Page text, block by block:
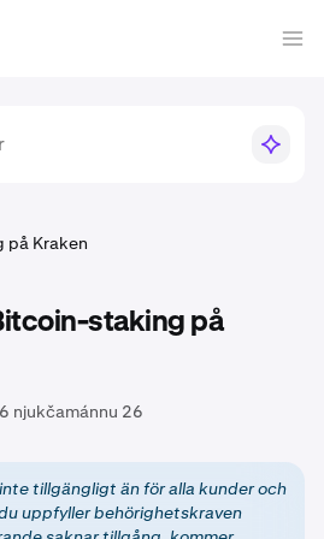
på Kraken
staking på
njukčamánnu 26
tillgängligt än för alla kunder och
uppfyller behörighetskraven